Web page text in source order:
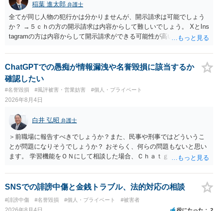
稲葉 進太郎 弁護士
全てが同じ人物の犯行かは分かりませんが、開示請求は可能でしょう
か？ →５ｃｈの方の開示請求は内容からして難しいでしょう。 XとIns
tagramの方は内容からして開示請求ができる可能性が高いでしょう。
いでしょう。７月中にアカウントが削除されている場合、今から進め
ても失敗する可能性が高いように思われます。 相手を特定できた場
合、相手に全ての弁護士費用を負担させることは可能でしょうか？ →
訴訟外の交渉で相手方が認めれば負担させることができるでしょう。
訴訟で判決となった場合は、実際の弁護士費用が認められる場合と認
められない場合があり何ともいえないところでしょう。
ChatGPTでの愚痴が情報漏洩や名誉毀損に該当するか
確認したい
#名誉毀損 #風評被害・営業妨害 #個人・プライベート
2026年8月4日
白井 弘昭 弁護士
＞前職場に報告すべきでしょうか？また、民事や刑事ではどういうこ
とが問題になりそうでしょうか？ おそらく、何らの問題もないと思い
ます。 学習機能をＯＮにして相談した場合、Ｃｈａｔｇｐｔがｏｐｅ
する可能性がありますが、個人名や会社名を特定していない限り、一
般論として抽象化されて回答に織り込まれる可能性が生じるにすぎま
せんので、その情報自体が、秘密情報に当たるとは思えませんし、名
誉棄損として、個人や会社に対する誹謗中傷の不特定多数への公開に
SNSでの誹謗中傷と金銭トラブル、法的対応の相談
#誹謗中傷 #名誉毀損 #個人・プライベート #被害者
役にたった 2